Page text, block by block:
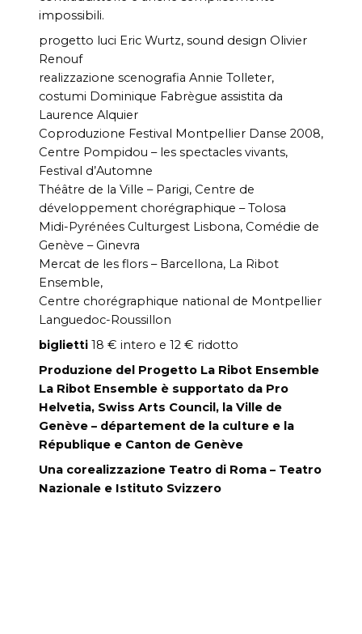
impossibili.
progetto luci Eric Wurtz, sound design Olivier
Renouf
realizzazione scenografia Annie Tolleter,
costumi Dominique Fabrègue assistita da
Laurence Alquier
Coproduzione Festival Montpellier Danse 2008,
Centre Pompidou – les spectacles vivants,
Festival d’Automne
Théâtre de la Ville – Parigi, Centre de
développement chorégraphique – Tolosa
Midi-Pyrénées Culturgest Lisbona, Comédie de
Genève – Ginevra
Mercat de les flors – Barcellona, La Ribot
Ensemble,
Centre chorégraphique national de Montpellier
Languedoc-Roussillon
biglietti 18 € intero e 12 € ridotto
Produzione del Progetto La Ribot Ensemble
La Ribot Ensemble è supportato da Pro
Helvetia, Swiss Arts Council, la Ville de
Genève – département de la culture e la
République e Canton de Genève
Una corealizzazione Teatro di Roma – Teatro
Nazionale e Istituto Svizzero